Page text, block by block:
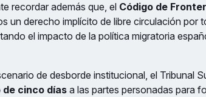
recordar además que, el Código de
un derecho implícito de libre circulación por
el impacto de la política migratoria
de desborde institucional, el Tribunal
cinco díasa las partes personadas para